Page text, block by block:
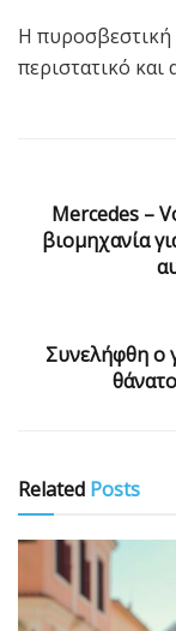
Η πυροσβεστική
περιστατικό
Mercedes –
βιομηχανία
Συνελήφθη ο
Related Posts